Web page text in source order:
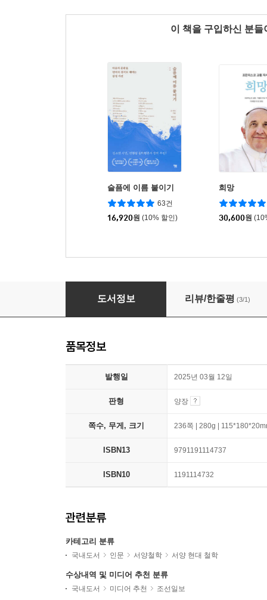
이 책을 구입하신 분
슬픔에 이름 붙이기
63건
16,920원 (10% 할인)
희망
30,600원
브뤼노 라투르 마지막 대화
도서정보 리뷰/한줄평 (3/1)
품목정보
발행일 2025년 03월 12일
판형 양장
쪽수, 무게, 크기 236쪽 | 280g |
ISBN13 9791191114737
ISBN10 1191114732
관련분류
카테고리 분류
국내도서 인문 서양철학 서양 현대 철학
수상내역 및 미디어 추천 분류
국내도서 미디어 추천 조선일보